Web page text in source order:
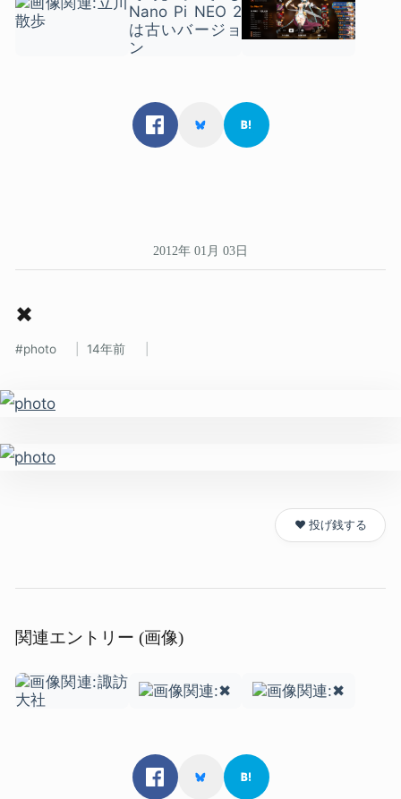
2012年 01月 03日
✖
photo 14年前
❤️ 投げ銭する
関連エントリー (画像)